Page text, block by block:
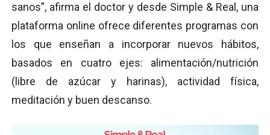
sanos”, afirma el doctor y desde Simple & Real, una
plataforma online ofrece diferentes programas con
los que enseñan a incorporar nuevos hábitos,
basados en cuatro ejes: alimentación/nutrición
(libre de azúcar y harinas), actividad física,
meditación y buen descanso.